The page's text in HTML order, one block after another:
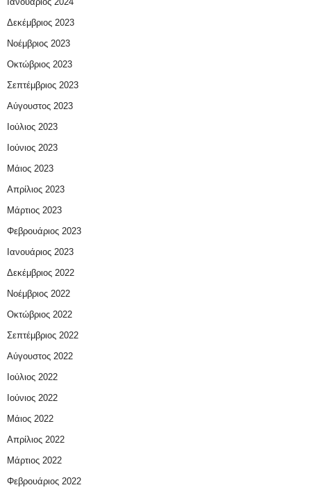
Δεκέμβριος 2023
Νοέμβριος 2023
Οκτώβριος 2023
Σεπτέμβριος 2023
Αύγουστος 2023
Ιούλιος 2023
Ιούνιος 2023
Μάιος 2023
Απρίλιος 2023
Μάρτιος 2023
Φεβρουάριος 2023
Ιανουάριος 2023
Δεκέμβριος 2022
Νοέμβριος 2022
Οκτώβριος 2022
Σεπτέμβριος 2022
Αύγουστος 2022
Ιούλιος 2022
Ιούνιος 2022
Μάιος 2022
Απρίλιος 2022
Μάρτιος 2022
Φεβρουάριος 2022